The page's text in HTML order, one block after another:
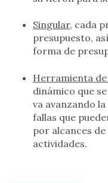
Singular, cada
presupuesto,
forma de
Herramienta
dinámico que
va avanzando
fallas que
por alcances
actividades.